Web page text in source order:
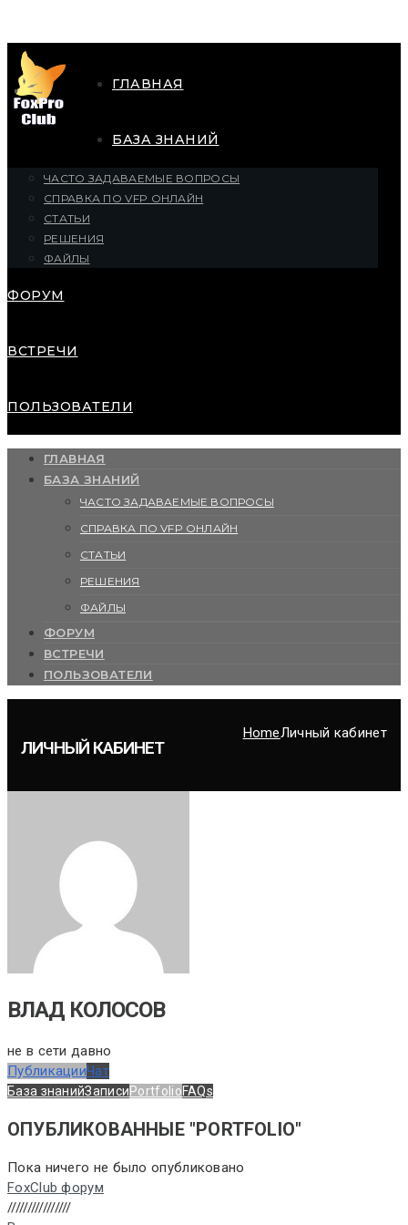
ГЛАВНАЯ
БАЗА ЗНАНИЙ
ЧАСТО ЗАДАВАЕМЫЕ ВОПРОСЫ
СПРАВКА ПО VFP ОНЛАЙН
СТАТЬИ
РЕШЕНИЯ
ФАЙЛЫ
ФОРУМ
ВСТРЕЧИ
ПОЛЬЗОВАТЕЛИ
ГЛАВНАЯ
БАЗА ЗНАНИЙ
ЧАСТО ЗАДАВАЕМЫЕ ВОПРОСЫ
СПРАВКА ПО VFP ОНЛАЙН
СТАТЬИ
РЕШЕНИЯ
ФАЙЛЫ
ФОРУМ
ВСТРЕЧИ
ПОЛЬЗОВАТЕЛИ
HomeЛичный кабинет
ЛИЧНЫЙ КАБИНЕТ
ВЛАД КОЛОСОВ
не в сети давно
ПубликацииЧат
База знанийЗаписиPortfolioFAQs
ОПУБЛИКОВАННЫЕ "PORTFOLIO"
Пока ничего не было опубликовано
FoxClub форум
////////////////